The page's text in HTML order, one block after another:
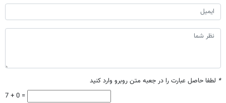
* لطفا حاصل عبارت را در جعبه متن روبرو وارد کنید
7 + 0 =